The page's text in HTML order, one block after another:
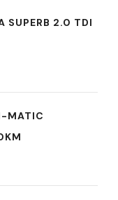
SUPERB 2.0 TDI
MATIC